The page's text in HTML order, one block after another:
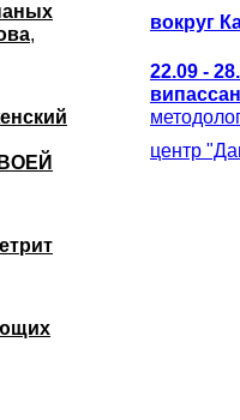
,
вокруг
22.09 -
центр